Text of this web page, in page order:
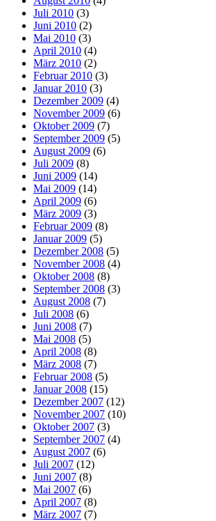
Juli 2010 (3)
Juni 2010 (2)
Mai 2010 (3)
April 2010 (4)
März 2010 (2)
Februar 2010 (3)
Januar 2010 (3)
Dezember 2009 (4)
November 2009 (6)
Oktober 2009 (7)
September 2009 (5)
August 2009 (6)
Juli 2009 (8)
Juni 2009 (14)
Mai 2009 (14)
April 2009 (6)
März 2009 (3)
Februar 2009 (8)
Januar 2009 (5)
Dezember 2008 (5)
November 2008 (4)
Oktober 2008 (8)
September 2008 (3)
August 2008 (7)
Juli 2008 (6)
Juni 2008 (7)
Mai 2008 (5)
April 2008 (8)
März 2008 (7)
Februar 2008 (5)
Januar 2008 (15)
Dezember 2007 (12)
November 2007 (10)
Oktober 2007 (3)
September 2007 (4)
August 2007 (6)
Juli 2007 (12)
Juni 2007 (8)
Mai 2007 (6)
April 2007 (8)
März 2007 (7)